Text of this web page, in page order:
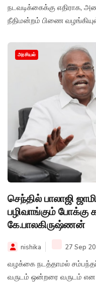
நடவடிக்கைக்கு எதிராக,
நீதிமன்றம் பிணை
சந்தித்து வரவேற்றோம்.
வாழ்த்தி மகிழ்ந்தோம்!” என
அமைச்சர் உதயநிதி ஸ்டாலின்
அரசியல்
செந்தில் பாலாஜி
பழிவாங்கும்
கே.பாலகிருஷ்ணன்
nishika 27 Sep
வழக்கை நடத்தாமல்
வருடம் ஒன்றரை வருடம் என